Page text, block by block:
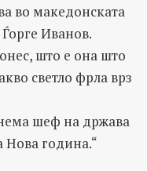
во македонската
Иванов.
што е она што
светло фрла врз
шеф на држава
Нова година.“